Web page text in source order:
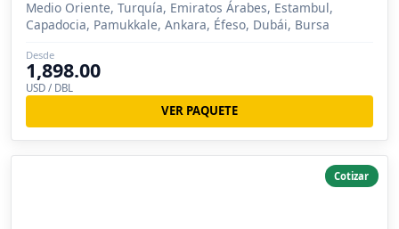
Medio Oriente, Turquía, Emiratos Árabes, Estambul,
Capadocia, Pamukkale, Ankara, Éfeso, Dubái, Bursa
Desde
1,898.00
USD / DBL
VER PAQUETE
Cotizar